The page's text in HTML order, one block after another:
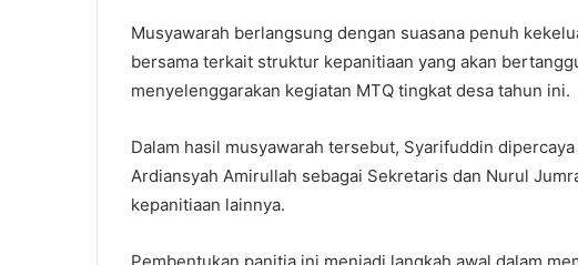
Musyawarah berlangsung dengan suasana penuh
bersama terkait struktur kepanitiaan yang akan
menyelenggarakan kegiatan MTQ tingkat desa tahun ini.
Dalam hasil musyawarah tersebut, Syarifuddin
Ardiansyah Amirullah sebagai Sekretaris dan Nurul
kepanitiaan lainnya.